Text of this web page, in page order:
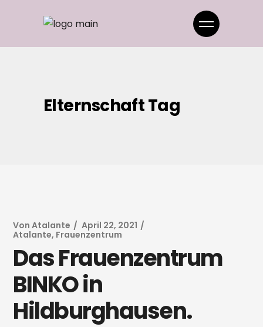
Elternschaft Tag
Von Atalante
April 22, 2021
Atalante, Frauenzentrum
Das Frauenzentrum
BINKO in
Hildburghausen.